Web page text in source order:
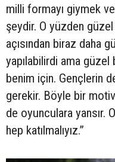
milli formayı giymek
şeydir. O yüzden
açısından biraz daha
yapılabilirdi ama güzel
benim için. Gençlerin
gerekir. Böyle bir
de oyunculara yansır.
hep katılmalıyız.”